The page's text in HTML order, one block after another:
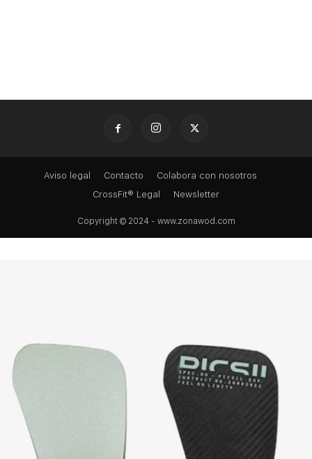
Aviso legal Contacto
Colabora con nosotros
CrossFit® Legal
Newsletter
Copyright © 2024 - www.zonawod.com